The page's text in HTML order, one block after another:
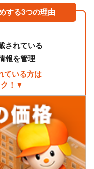
する3つの理由
されている
報を管理
ている方は
ク！▼